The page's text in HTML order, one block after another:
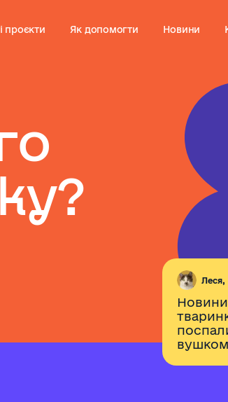
проєкти Як допомогти Новини
о
ку?
Леся,
Новини
вушком